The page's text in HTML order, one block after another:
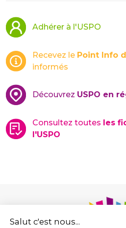
Adhérer à l'USPO
Recevez le Point Info
informés
Découvrez USPO en
Consultez toutes les
l'USPO